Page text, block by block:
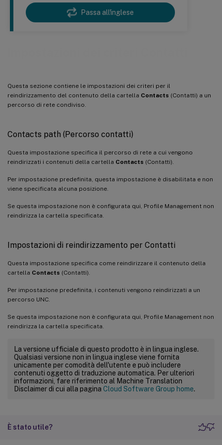
Passa all'inglese
Questa sezione contiene le impostazioni dei criteri per il
reindirizzamento del contenuto della cartella Contacts (Contatti) a un
percorso di rete condiviso.
Contacts path (Percorso contatti)
Questa impostazione specifica il percorso di rete a cui vengono
reindirizzati i contenuti della cartella Contacts (Contatti).
Per impostazione predefinita, questa impostazione è disabilitata e non
viene specificata alcuna posizione.
Se questa impostazione non è configurata qui, Profile Management non
reindirizza la cartella specificata.
Impostazioni di reindirizzamento per Contatti
Questa impostazione specifica come reindirizzare il contenuto della
cartella Contacts (Contatti).
Per impostazione predefinita, i contenuti vengono reindirizzati a un
percorso UNC.
Se questa impostazione non è configurata qui, Profile Management non
reindirizza la cartella specificata.
La versione ufficiale di questo prodotto è in lingua inglese.
Qualsiasi versione non in lingua inglese viene fornita
unicamente per comodità dell'utente e può includere
contenuti oggetto di traduzione automatica. Per ulteriori
informazioni, fare riferimento al Machine Translation
Disclaimer di cui alla pagina Cloud Software Group home.
È stato utile?